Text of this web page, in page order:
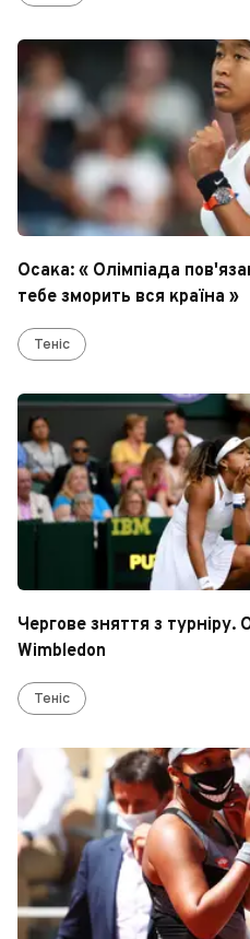
Осака: « Олімпіада
тебе зморить вся країна »
Теніс
Чергове зняття з турніру.
Wimbledon
Теніс